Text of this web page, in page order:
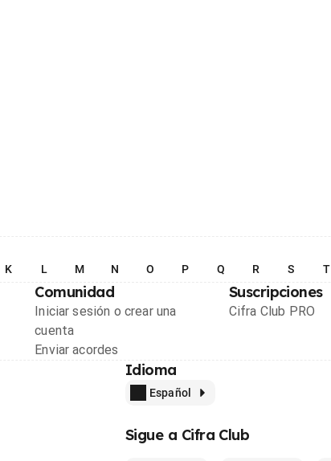
K L M N O P Q R S T
Comunidad
Iniciar sesión o crear una
cuenta
Enviar acordes
Suscripciones
Cifra Club PRO
Idioma
Español
Sigue a Cifra Club